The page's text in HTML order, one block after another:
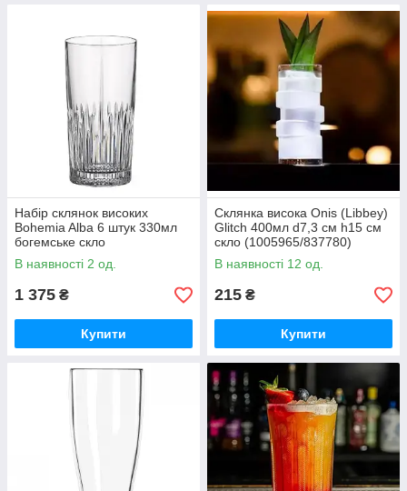
Набір склянок високих
Bohemia Alba 6 штук 330мл
богемське скло
(2KF50/99X12/330)
В наявності 2 од.
1 375 ₴
Купити
Склянка висока Onis (Libbey)
Glitch 400мл d7,3 см h15 см
скло (1005965/837780)
В наявності 12 од.
215 ₴
Купити